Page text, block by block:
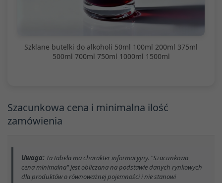
Szklane butelki do alkoholi 50ml 100ml 200ml 375ml
500ml 700ml 750ml 1000ml 1500ml
Szacunkowa cena i minimalna ilość
zamówienia
Uwaga: Ta tabela ma charakter informacyjny. "Szacunkowa
cena minimalna" jest obliczana na podstawie danych rynkowych
dla produktów o równoważnej pojemności i nie stanowi